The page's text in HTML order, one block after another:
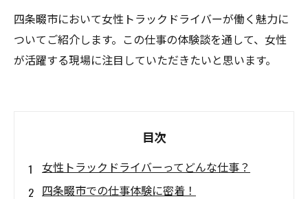
四条畷市において女性トラックドライバーが働く魅力に
ついてご紹介します。この仕事の体験談を通して、女性
が活躍する現場に注目していただきたいと思います。
目次
女性トラックドライバーってどんな仕事？
四条畷市での仕事体験に密着！